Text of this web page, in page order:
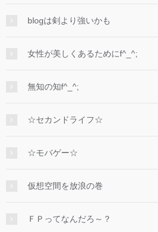
blogは剣より強いかも
女性が美しくあるためにf^_^;
無知の知f^_^;
☆セカンドライフ☆
☆モバゲー☆
仮想空間を放浪の巻
ＦＰってなんだろ～？